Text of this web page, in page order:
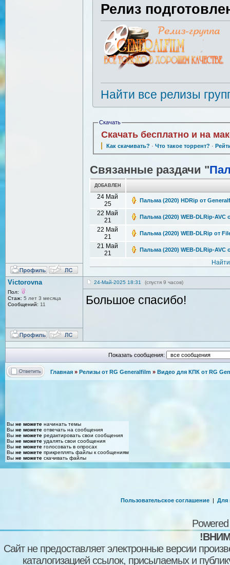
Релиз
Найти все релизы
Скачать
Скачать бесплатно и на
Как скачивать? · Что такое торрент? ·
Связанные раздачи "
ДОБАВЛЕН
24 Май
25
Пальма (2020) HDRip от
22 Май
21
Пальма (2020) WEB-DLRip-AVC
22 Май
21
Пальма (2020) WEB-DLRip от
21 Май
21
Пальма (2020) WEB-DLRip-AVC
Victorovna
Пол:
Стаж: 5 лет 3 месяца
Сообщений: 11
24-Май-2025 18:31 (спустя 9 часов)
Большое спасибо!
Показать сообщения:
Главная » Релизы от RG Generalfilm » Видео для КПК от RG
Вы не можете начинать темы
Вы не можете отвечать на сообщения
Вы не можете редактировать свои сообщения
Вы не можете удалять свои сообщения
Вы не можете голосовать в опросах
Вы не можете прикреплять файлы к сообщениям
Вы не можете скачивать файлы
Пользовательское соглашение | Для
Сайт не предоставляет электронные версии
каталогизацией ссылок, присылаемых и